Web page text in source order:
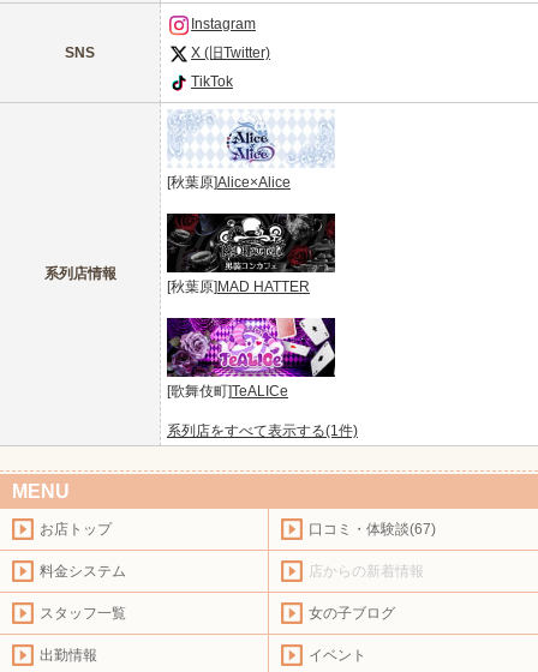
SNS
Instagram
X (旧Twitter)
TikTok
系列店情報
[秋葉原]Alice×Alice
[秋葉原]MAD HATTER
[歌舞伎町]TeALICe
系列店をすべて表示する(1件)
MENU
お店トップ 口コミ・体験談(67)
料金システム 店からの新着情報
スタッフ一覧 女の子ブログ
出勤情報 イベント
沖縄